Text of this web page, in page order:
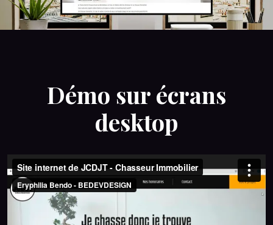
Démo sur écrans
desktop